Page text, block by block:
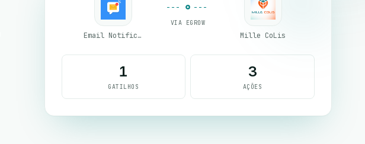
Email Notifications by eGrow
VIA EGROW
Mille CoLis
1
GATILHOS
3
AÇÕES